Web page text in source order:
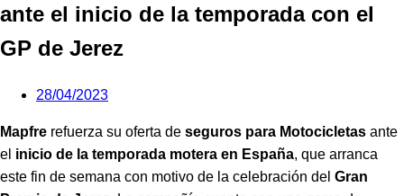
ante el inicio de la temporada con el
GP de Jerez
28/04/2023
Mapfre refuerza su oferta de seguros para Motocicletas ante
el inicio de la temporada motera en España, que arranca
este fin de semana con motivo de la celebración del Gran